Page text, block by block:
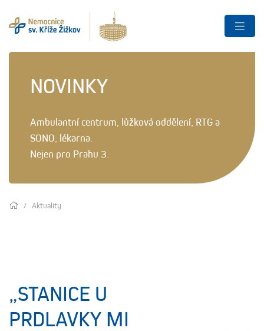
NOVINKY
Ambulantní centrum, lůžková oddělení, RTG a
SONO, lékarna.
Nejen pro Prahu 3.
Aktuality
„STANICE U
PRDLAVKY MI